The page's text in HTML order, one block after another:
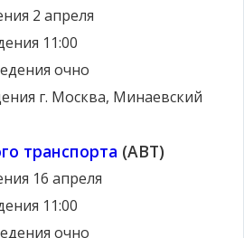
2 апреля
11:00
очно
г. Москва, Минаевский
транспорта (АВТ)
16 апреля
11:00
очно